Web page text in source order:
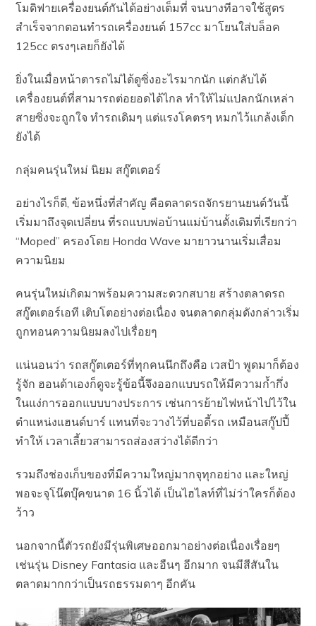
โมดิฟายเครื่องยนต์กันได้อย่างเต็มที่ จนบางทีอาจใช้สูตร
สำเร็จจากตอนทำรถเครื่องยนต์ 157cc มาโยนใส่บล็อค
125cc ตรงๆเลยก็ยังได้
ยิ่งในเมื่อหน้าตารถไม่ได้ดูซิ่งอะไรมากนัก แต่กลับได้
เครื่องยนต์ที่สามารถต่อยอดได้ไกล ทำให้ไม่แปลกนักเหล่า
สายซิ่งจะถูกใจ ทำรถเดิมๆ แต่แรงโคตรๆ หมกไว้แกล้งเด็ก
ยังได้
กลุ่มคนรุ่นใหม่ นิยม สกู๊ตเตอร์
อย่างไรก็ดี, ข้อหนึ่งที่สำคัญ คือตลาดรถจักรยานยนต์วันนี้
เริ่มมาถึงจุดเปลี่ยน ที่รถแบบพ่อบ้านแม่บ้านดั้งเดิมที่เรียกว่า
“Moped” ครองโดย Honda Wave มายาวนานเริ่มเสื่อม
ความนิยม
คนรุ่นใหม่เกิดมาพร้อมความสะดวกสบาย สร้างตลาดรถ
สกู๊ตเตอร์เอที เติบโตอย่างต่อเนื่อง จนตลาดกลุ่มดังกล่าวเริ่ม
ถูกทอนความนิยมลงไปเรื่อยๆ
แน่นอนว่า รถสกู๊ตเตอร์ที่ทุกคนนึกถึงคือ เวสป้า พูดมาก็ต้อง
รู้จัก ฮอนด้าเองก็ดูจะรู้ข้อนี้จึงออกแบบรถให้มีความก้ำกึ่ง
ในแง่การออกแบบบางประการ เช่นการย้ายไฟหน้าไปไว้ใน
ตำแหน่งแฮนด์บาร์ แทนที่จะวางไว้ที่บอดี้รถ เหมือนสกู๊ปปี้
ทำให้ เวลาเลี้ยวสามารถส่องสว่างได้ดีกว่า
รวมถึงช่องเก็บของที่มีความใหญ่มากจุทุกอย่าง และใหญ่
พอจะจุโน๊ตบุ๊คขนาด 16 นิ้วได้ เป็นไฮไลท์ที่ไม่ว่าใครก็ต้อง
ว้าว
นอกจากนี้ตัวรถยังมีรุ่นพิเศษออกมาอย่างต่อเนื่องเรื่อยๆ
เช่นรุ่น Disney Fantasia และอืนๆ อีกมาก จนมีสีสันใน
ตลาดมากกว่าเป็นรถธรรมดาๆ อีกคัน